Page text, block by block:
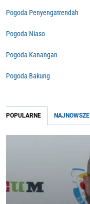
Pogoda Penyengatrendah
Pogoda Niaso
Pogoda Kanangan
Pogoda Bakung
POPULARNE NAJNOWSZE